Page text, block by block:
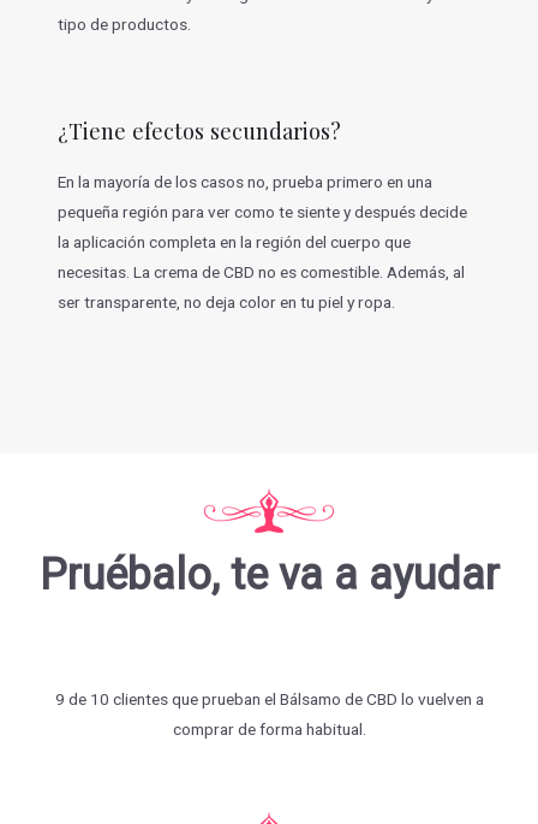
tipo de productos.
¿Tiene efectos secundarios?
En la mayoría de los casos no, prueba primero en una
pequeña región para ver como te siente y después decide
la aplicación completa en la región del cuerpo que
necesitas. La crema de CBD no es comestible. Además, al
ser transparente, no deja color en tu piel y ropa.
Pruébalo, te va a ayudar
9 de 10 clientes que prueban el Bálsamo de CBD lo vuelven a
comprar de forma habitual.